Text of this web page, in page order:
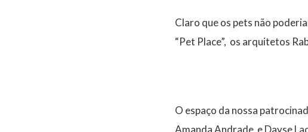
Claro que os pets não
“Pet Place”, os arquitetos
O espaço da nossa